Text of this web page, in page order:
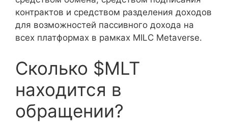
контрактов и средством разделения доходов
для возможностей пассивного дохода на
всех платформах в рамках MILC Metaverse.
Сколько $MLT
находится в
обращении?